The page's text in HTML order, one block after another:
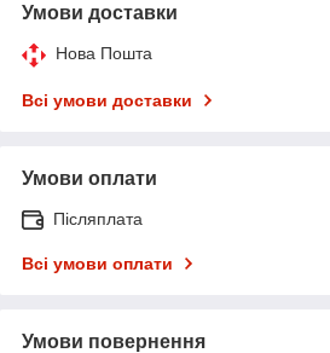
Умови доставки
Нова Пошта
Всі умови доставки
Умови оплати
Післяплата
Всі умови оплати
Умови повернення